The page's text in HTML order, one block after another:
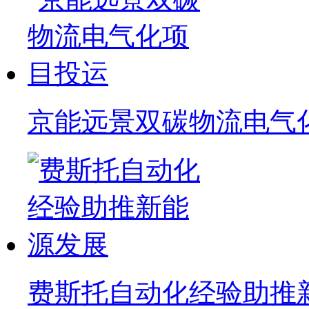
京能远景双碳物流电气
费斯托自动化经验助推